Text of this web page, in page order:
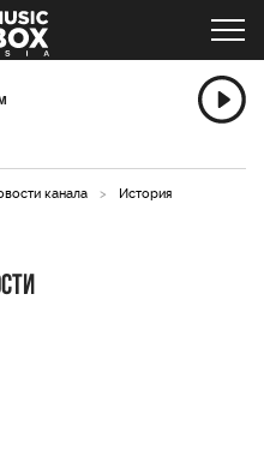
канала >
История